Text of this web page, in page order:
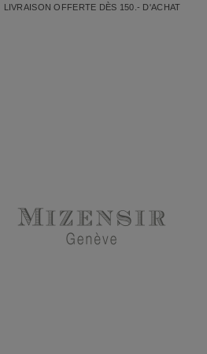
LIVRAISON OFFERTE DÈS 150.- D'ACHAT